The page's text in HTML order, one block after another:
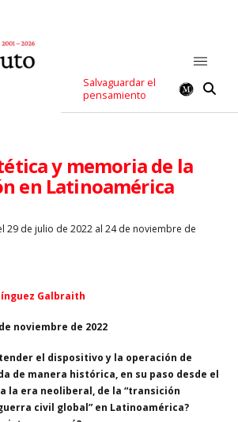
Salvaguardar el
pensamiento
y memoria de la
en Latinoamérica
29 de julio de 2022 al 24 de noviembre de
Galbraith
noviembre de 2022
el dispositivo y la operación de
de manera histórica, en su paso desde el
la era neoliberal, de la “transición
civil global” en Latinoamérica?